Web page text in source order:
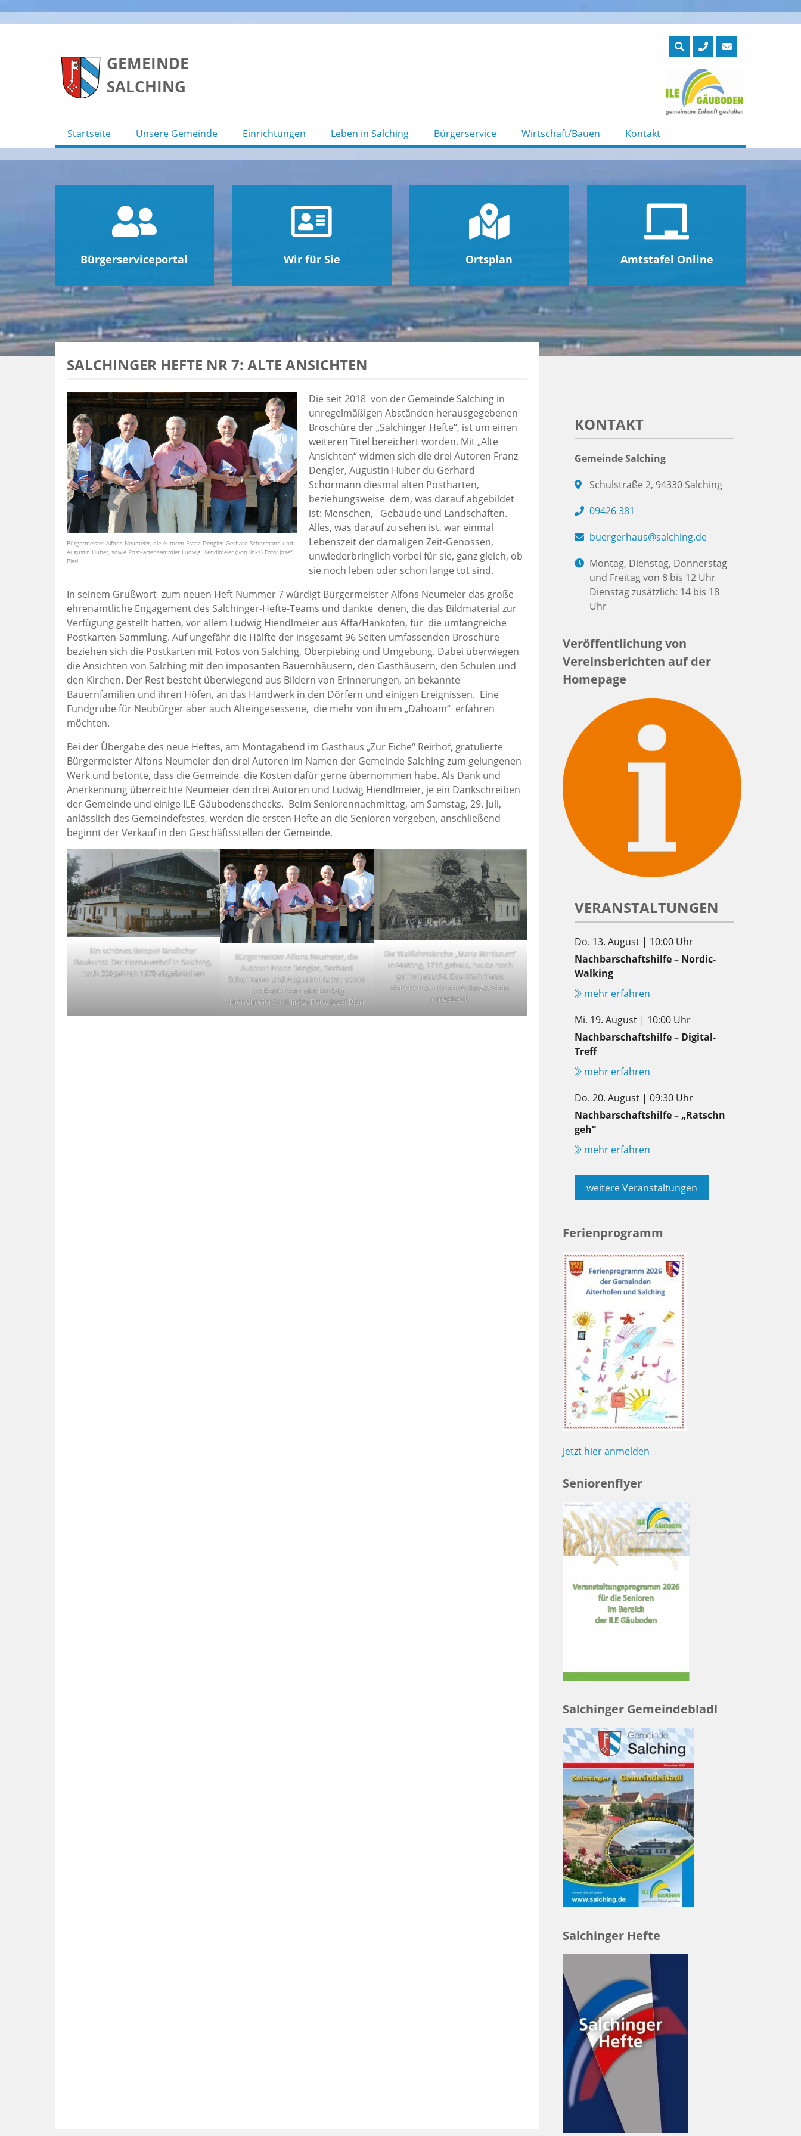
GEMEINDE
SALCHING
Startseite Unsere Gemeinde Einrichtungen Leben in Salching Bürgerservice Wirtschaft/Bauen Kontakt
Bürgerserviceportal Wir für Sie Ortsplan Amtstafel Online
SALCHINGER HEFTE NR 7: ALTE ANSICHTEN
Bürgermeister Alfons Neumeier, die Autoren Franz Dengler, Gerhard Schormann und
Augustin Huber, sowie Postkartensammler Ludwig Hiendlmeier (von links) Foto: Josef
Bierl
Die seit 2018 von der Gemeinde Salching in
unregelmäßigen Abständen herausgegebenen
Broschüre der „Salchinger Hefte“, ist um einen
weiteren Titel bereichert worden. Mit „Alte
Ansichten“ widmen sich die drei Autoren Franz
Dengler, Augustin Huber du Gerhard
Schormann diesmal alten Postharten,
beziehungsweise dem, was darauf abgebildet
ist: Menschen, Gebäude und Landschaften.
Alles, was darauf zu sehen ist, war einmal
Lebenszeit der damaligen Zeit-Genossen,
unwiederbringlich vorbei für sie, ganz gleich, ob
sie noch leben oder schon lange tot sind.
In seinem Grußwort zum neuen Heft Nummer 7 würdigt Bürgermeister Alfons Neumeier das große
ehrenamtliche Engagement des Salchinger-Hefte-Teams und dankte denen, die das Bildmaterial zur
Verfügung gestellt hatten, vor allem Ludwig Hiendlmeier aus Affa/Hankofen, für die umfangreiche
Postkarten-Sammlung. Auf ungefähr die Hälfte der insgesamt 96 Seiten umfassenden Broschüre
beziehen sich die Postkarten mit Fotos von Salching, Oberpiebing und Umgebung. Dabei überwiegen
die Ansichten von Salching mit den imposanten Bauernhäusern, den Gasthäusern, den Schulen und
den Kirchen. Der Rest besteht überwiegend aus Bildern von Erinnerungen, an bekannte
Bauernfamilien und ihren Höfen, an das Handwerk in den Dörfern und einigen Ereignissen. Eine
Fundgrube für Neubürger aber auch Alteingesessene, die mehr von ihrem „Dahoam“ erfahren
möchten.
Bei der Übergabe des neue Heftes, am Montagabend im Gasthaus „Zur Eiche“ Reirhof, gratulierte
Bürgermeister Alfons Neumeier den drei Autoren im Namen der Gemeinde Salching zum gelungenen
Werk und betonte, dass die Gemeinde die Kosten dafür gerne übernommen habe. Als Dank und
Anerkennung überreichte Neumeier den drei Autoren und Ludwig Hiendlmeier, je ein Dankschreiben
der Gemeinde und einige ILE-Gäubodenschecks. Beim Seniorennachmittag, am Samstag, 29. Juli,
anlässlich des Gemeindefestes, werden die ersten Hefte an die Senioren vergeben, anschließend
beginnt der Verkauf in den Geschäftsstellen der Gemeinde.
Ein schönes Beispiel ländlicher
Baukunst: Der Hornauerhof in Salching,
nach 350 Jahren 1970 abgebrochen
Bürgermeister Alfons Neumeier, die
Autoren Franz Dengler, Gerhard
Schormann und Augustin Huber, sowie
Postkartensammler Ludwig
Hiendlmeier (von links) Foto: Josef Bierl
Die Wallfahrtskirche „Maria Birnbaum“
in Matting, 1716 gebaut, heute noch
gerne besucht. Das Wohnhaus
daneben wurde zu Wohnzwecken
umgebaut.
KONTAKT
Gemeinde Salching
Schulstraße 2, 94330 Salching
09426 381
buergerhaus@salching.de
Montag, Dienstag, Donnerstag
und Freitag von 8 bis 12 Uhr
Dienstag zusätzlich: 14 bis 18
Uhr
Veröffentlichung von
Vereinsberichten auf der
Homepage
VERANSTALTUNGEN
Do. 13. August | 10:00 Uhr
Nachbarschaftshilfe – Nordic-
Walking
mehr erfahren
Mi. 19. August | 10:00 Uhr
Nachbarschaftshilfe – Digital-
Treff
mehr erfahren
Do. 20. August | 09:30 Uhr
Nachbarschaftshilfe – „Ratschn
geh“
mehr erfahren
weitere Veranstaltungen
Ferienprogramm
Jetzt hier anmelden
Seniorenflyer
Salchinger Gemeindebladl
Salchinger Hefte